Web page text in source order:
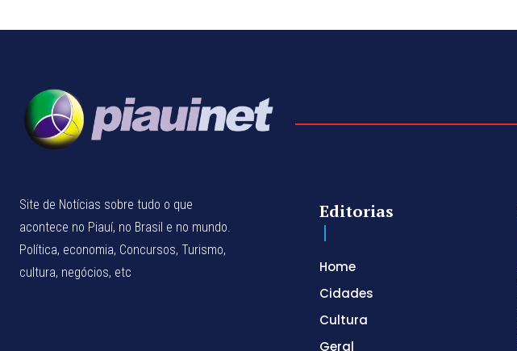
Site de Notícias sobre tudo o que
acontece no Piauí, no Brasil e no mundo.
Política, economia, Concursos, Turismo,
cultura, negócios, etc
Editorias
Home
Cidades
Cultura
Geral